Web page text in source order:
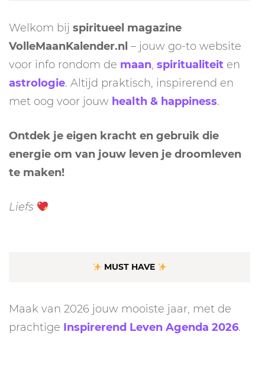
Welkom bij spiritueel magazine
VolleMaanKalender.nl – jouw go-to website
voor info rondom de maan, spiritualiteit en
astrologie. Altijd praktisch, inspirerend en
met oog voor jouw health & happiness.
Ontdek je eigen kracht en gebruik die
energie om van jouw leven je droomleven
te maken!
Liefs
MUST HAVE
Maak van 2026 jouw mooiste jaar, met de
prachtige Inspirerend Leven Agenda 2026.